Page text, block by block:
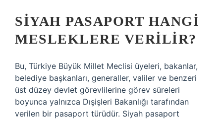
SIYAH PASAPORT HANGI
MESLEKLERE VERILIR?
Bu, Türkiye Büyük Millet Meclisi üyeleri, bakanlar,
belediye başkanları, generaller, valiler ve benzeri
üst düzey devlet görevlilerine görev süreleri
boyunca yalnızca Dışişleri Bakanlığı tarafından
verilen bir pasaport türüdür. Siyah pasaport